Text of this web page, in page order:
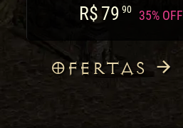
R$ 79 90 35% OFF
OFERTAS